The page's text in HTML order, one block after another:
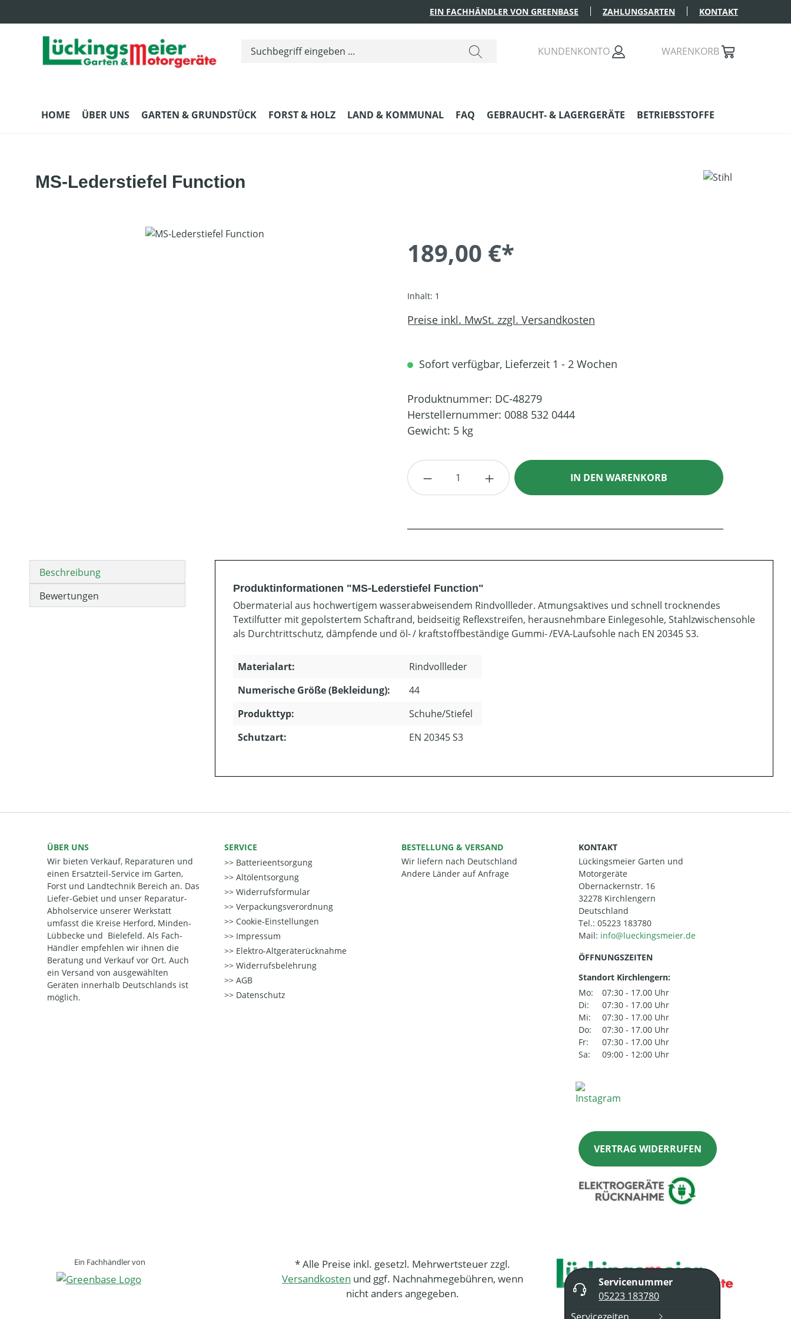
EIN FACHHÄNDLER VON GREENBASE ZAHLUNGSARTEN KONTAKT
KUNDENKONTO WARENKORB
HOME ÜBER UNS GARTEN & GRUNDSTÜCK FORST & HOLZ LAND & KOMMUNAL FAQ GEBRAUCHT- & LAGERGERÄTE BETRIEBSSTOFFE
MS-Lederstiefel Function
189,00 €*
Inhalt: 1
Preise inkl. MwSt. zzgl. Versandkosten
Sofort verfügbar, Lieferzeit 1 - 2 Wochen
Produktnummer: DC-48279
Herstellernummer: 0088 532 0444
Gewicht: 5 kg
Produkt Anzahl: Gib den gewünschten Wert ein oder
IN DEN WARENKORB
Beschreibung
Bewertungen
Produktinformationen "MS-Lederstiefel Function"
Obermaterial aus hochwertigem wasserabweisendem Rindvollleder. Atmungsaktives und schnell trocknendes
Textilfutter mit gepolstertem Schaftrand, beidseitig Reflexstreifen, herausnehmbare Einlegesohle, Stahlzwischensohle
als Durchtrittschutz, dämpfende und öl- / kraftstoffbeständige Gummi- /EVA-Laufsohle nach EN 20345 S3.
Materialart:
Rindvollleder
Numerische Größe (Bekleidung):
44
Produkttyp:
Schuhe/Stiefel
Schutzart:
EN 20345 S3
ÜBER UNS
Wir bieten Verkauf, Reparaturen und
einen Ersatzteil-Service im Garten,
Forst und Landtechnik Bereich an. Das
Liefer-Gebiet und unser Reparatur-
Abholservice unserer Werkstatt
umfasst die Kreise Herford, Minden-
Lübbecke und Bielefeld. Als Fach-
Händler empfehlen wir ihnen die
Beratung und Verkauf vor Ort. Auch
ein Versand von ausgewählten
Geräten innerhalb Deutschlands ist
möglich.
SERVICE
Batterieentsorgung
Altölentsorgung
Widerrufsformular
Verpackungsverordnung
Cookie-Einstellungen
Impressum
Elektro-Altgeräterücknahme
Widerrufsbelehrung
AGB
Datenschutz
BESTELLUNG & VERSAND
Wir liefern nach Deutschland
Andere Länder auf Anfrage
KONTAKT
Lückingsmeier Garten und
Motorgeräte
Obernackernstr. 16
32278 Kirchlengern
Deutschland
Tel.: 05223 183780
Mail:
ÖFFNUNGSZEITEN
Standort Kirchlengern:
Mo:
07:30 - 17.00 Uhr
Di:
07:30 - 17.00 Uhr
Mi:
07:30 - 17.00 Uhr
Do:
07:30 - 17.00 Uhr
Fr:
07:30 - 17.00 Uhr
Sa:
09:00 - 12:00 Uhr
VERTRAG WIDERRUFEN
Ein Fachhändler von
* Alle Preise inkl. gesetzl. Mehrwertsteuer zzgl.
Versandkosten und ggf. Nachnahmegebühren, wenn
nicht anders angegeben.
Servicenummer
05223 183780